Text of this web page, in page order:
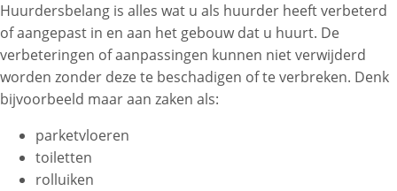
Huurdersbelang is alles wat u als huurder heeft verbeterd
of aangepast in en aan het gebouw dat u huurt. De
verbeteringen of aanpassingen kunnen niet verwijderd
worden zonder deze te beschadigen of te verbreken. Denk
bijvoorbeeld maar aan zaken als:
parketvloeren
toiletten
rolluiken